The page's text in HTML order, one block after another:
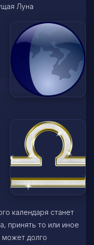
Луна
календаря станет
принять то или иное
может долго